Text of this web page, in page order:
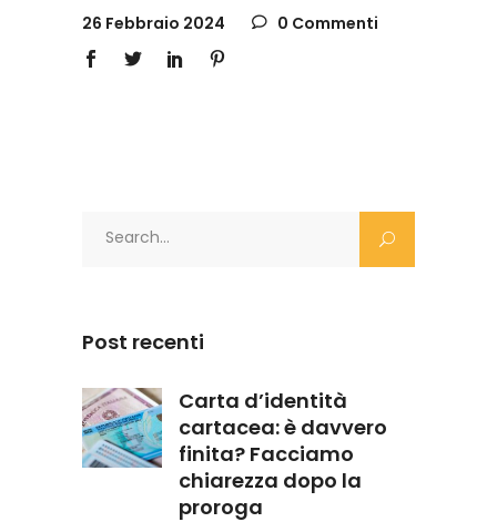
26 Febbraio 2024 0 Commenti
Post recenti
Carta d’identità
cartacea: è davvero
finita? Facciamo
chiarezza dopo la
proroga